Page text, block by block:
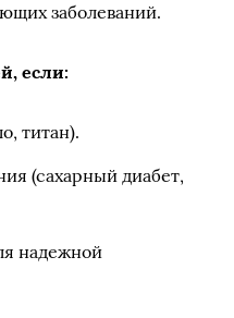
заболеваний.
если:
титан).
(сахарный диабет,
надежной